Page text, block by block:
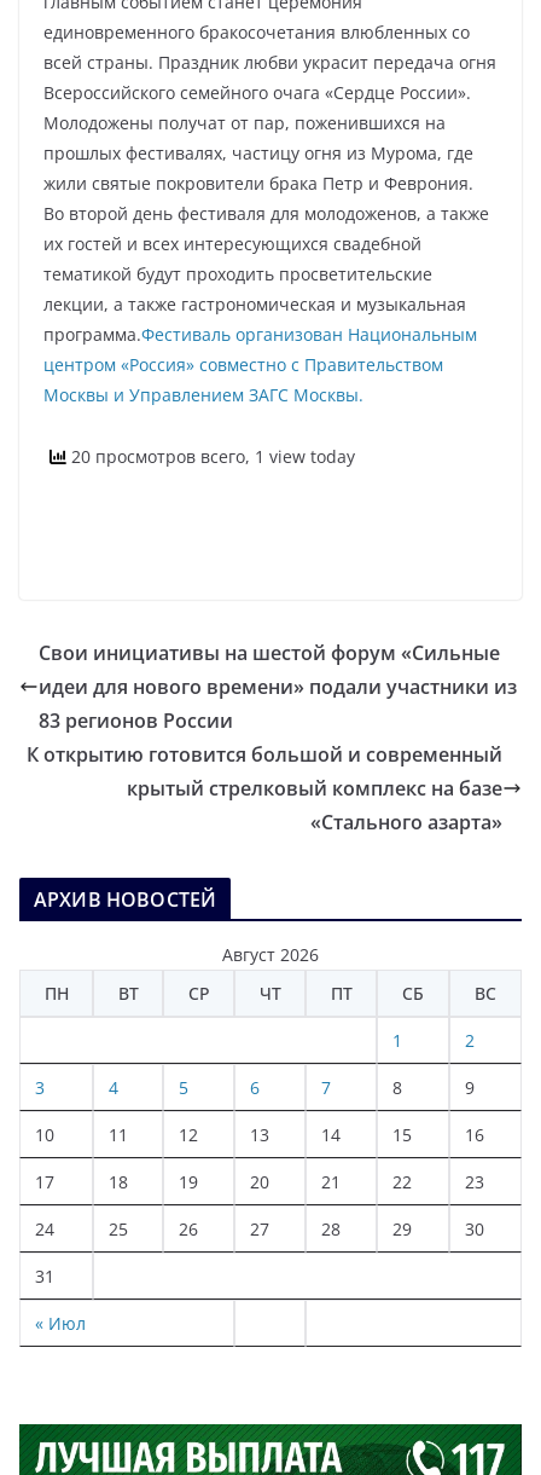
единовременного бракосочетания влюбленных со
всей страны. Праздник любви украсит передача огня
Всероссийского семейного очага «Сердце России».
Молодожены получат от пар, поженившихся на
прошлых фестивалях, частицу огня из Мурома, где
жили святые покровители брака Петр и Феврония.
Во второй день фестиваля для молодоженов, а также
их гостей и всех интересующихся свадебной
тематикой будут проходить просветительские
лекции, а также гастрономическая и музыкальная
программа.Фестиваль организован Национальным
центром «Россия» совместно с Правительством
Москвы и Управлением ЗАГС Москвы.
20 просмотров всего, 1 view today
Свои инициативы на шестой форум «Сильные
идеи для нового времени» подали участники из
83 регионов России
К открытию готовится большой и современный
крытый стрелковый комплекс на базе
«Стального азарта»
АРХИВ НОВОСТЕЙ
Август 2026
ПН
ВТ СР ЧТ ПТ СБ ВС
« Июл
1 2
3 4 5 6 7 8 9
10 11 12 13 14 15 16
17 18 19 20 21 22 23
24 25 26 27 28 29 30
31